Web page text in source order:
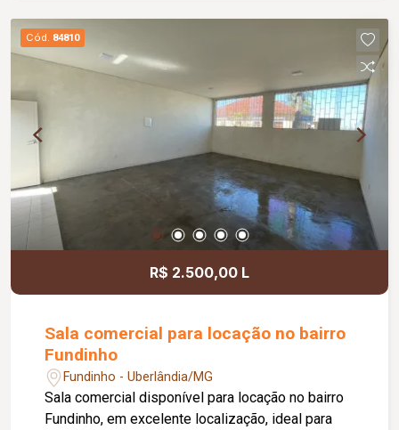
banheiros feminino e masculino com
acessibilidade, controle de acesso facial, água
inclusa no condomínio, zelador e limpeza das
áreas comuns, copa, DML (Depósito de Material
de Limpeza), sistema de ronda, alarme, câmeras
de segurança e internet disponível. Como
diferencial, existe a possibilidade de ampliação
da área da sala, conforme a necessidade do
locatário. Entre em contato para mais
informações e agende uma visita.
Cód. 84810
R$ 2.500,00 L
Sala comercial para locação no bairro
Fundinho
Fundinho - Uberlândia/MG
Sala comercial disponível para locação no bairro
Fundinho, em excelente localização, ideal para